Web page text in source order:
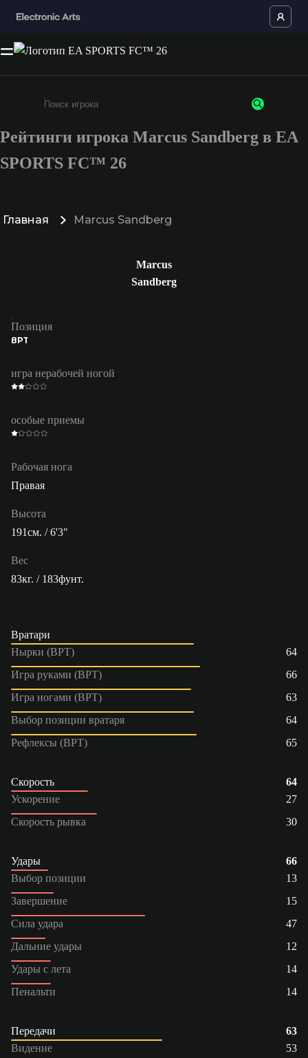
Введите не менее 3 символов или цифр
Рейтинги игрока Marcus Sandberg в EA
SPORTS FC™ 26
Главная Marcus Sandberg
Marcus
Sandberg
Позиция
ВРТ
игра нерабочей ногой
особые приемы
Рабочая нога
Правая
Высота
191см. / 6'3"
Вес
83кг. / 183фунт.
Вратари
Нырки (ВРТ)
64
Игра руками (ВРТ)
66
Игра ногами (ВРТ)
63
Выбор позиции вратаря
64
Рефлексы (ВРТ)
65
Скорость
64
Ускорение
27
Скорость рывка
30
Удары
66
Выбор позиции
13
Завершение
15
Сила удара
47
Дальние удары
12
Удары с лета
14
Пенальти
14
Передачи
63
Видение
53